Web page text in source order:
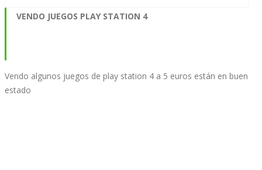
VENDO JUEGOS PLAY STATION 4
Vendo algunos juegos de play station 4 a 5 euros están en buen
estado